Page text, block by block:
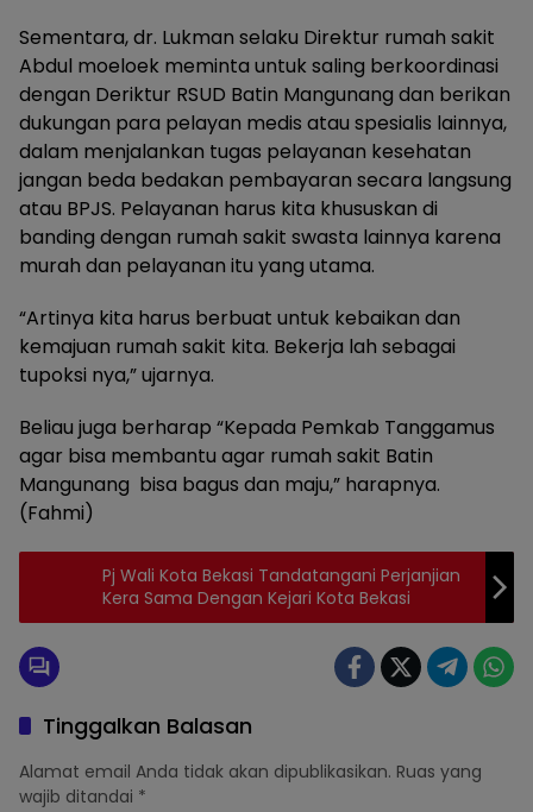
Sementara, dr. Lukman selaku Direktur rumah sakit
Abdul moeloek meminta untuk saling berkoordinasi
dengan Deriktur RSUD Batin Mangunang dan berikan
dukungan para pelayan medis atau spesialis lainnya,
dalam menjalankan tugas pelayanan kesehatan
jangan beda bedakan pembayaran secara langsung
atau BPJS. Pelayanan harus kita khususkan di
banding dengan rumah sakit swasta lainnya karena
murah dan pelayanan itu yang utama.
“Artinya kita harus berbuat untuk kebaikan dan
kemajuan rumah sakit kita. Bekerja lah sebagai
tupoksi nya,” ujarnya.
Beliau juga berharap “Kepada Pemkab Tanggamus
agar bisa membantu agar rumah sakit Batin
Mangunang bisa bagus dan maju,” harapnya.
(Fahmi)
Pj Wali Kota Bekasi Tandatangani Perjanjian
Kera Sama Dengan Kejari Kota Bekasi
Tinggalkan Balasan
Alamat email Anda tidak akan dipublikasikan. Ruas yang
wajib ditandai *